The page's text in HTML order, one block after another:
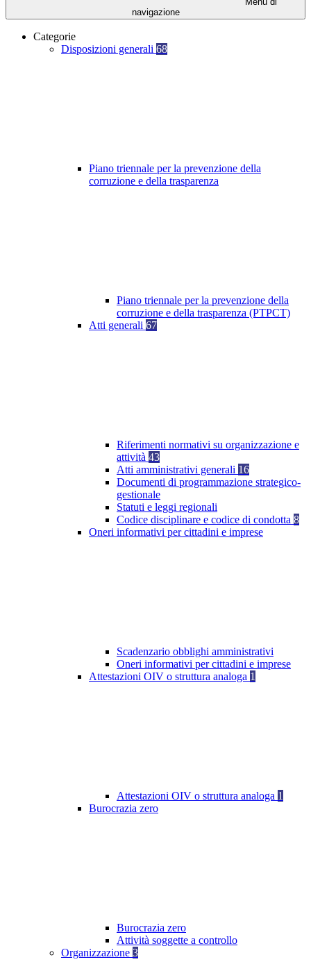
navigazione
Categorie
Disposizioni generali 68
Piano triennale per la prevenzione della
corruzione e della trasparenza
Piano triennale per la prevenzione della
corruzione e della trasparenza (PTPCT)
Atti generali 67
Riferimenti normativi su organizzazione e
attività 43
Atti amministrativi generali 16
Documenti di programmazione strategico-
gestionale
Statuti e leggi regionali
Codice disciplinare e codice di condotta 8
Oneri informativi per cittadini e imprese
Scadenzario obblighi amministrativi
Oneri informativi per cittadini e imprese
Attestazioni OIV o struttura analoga 1
Attestazioni OIV o struttura analoga 1
Burocrazia zero
Burocrazia zero
Attività soggette a controllo
Organizzazione 3